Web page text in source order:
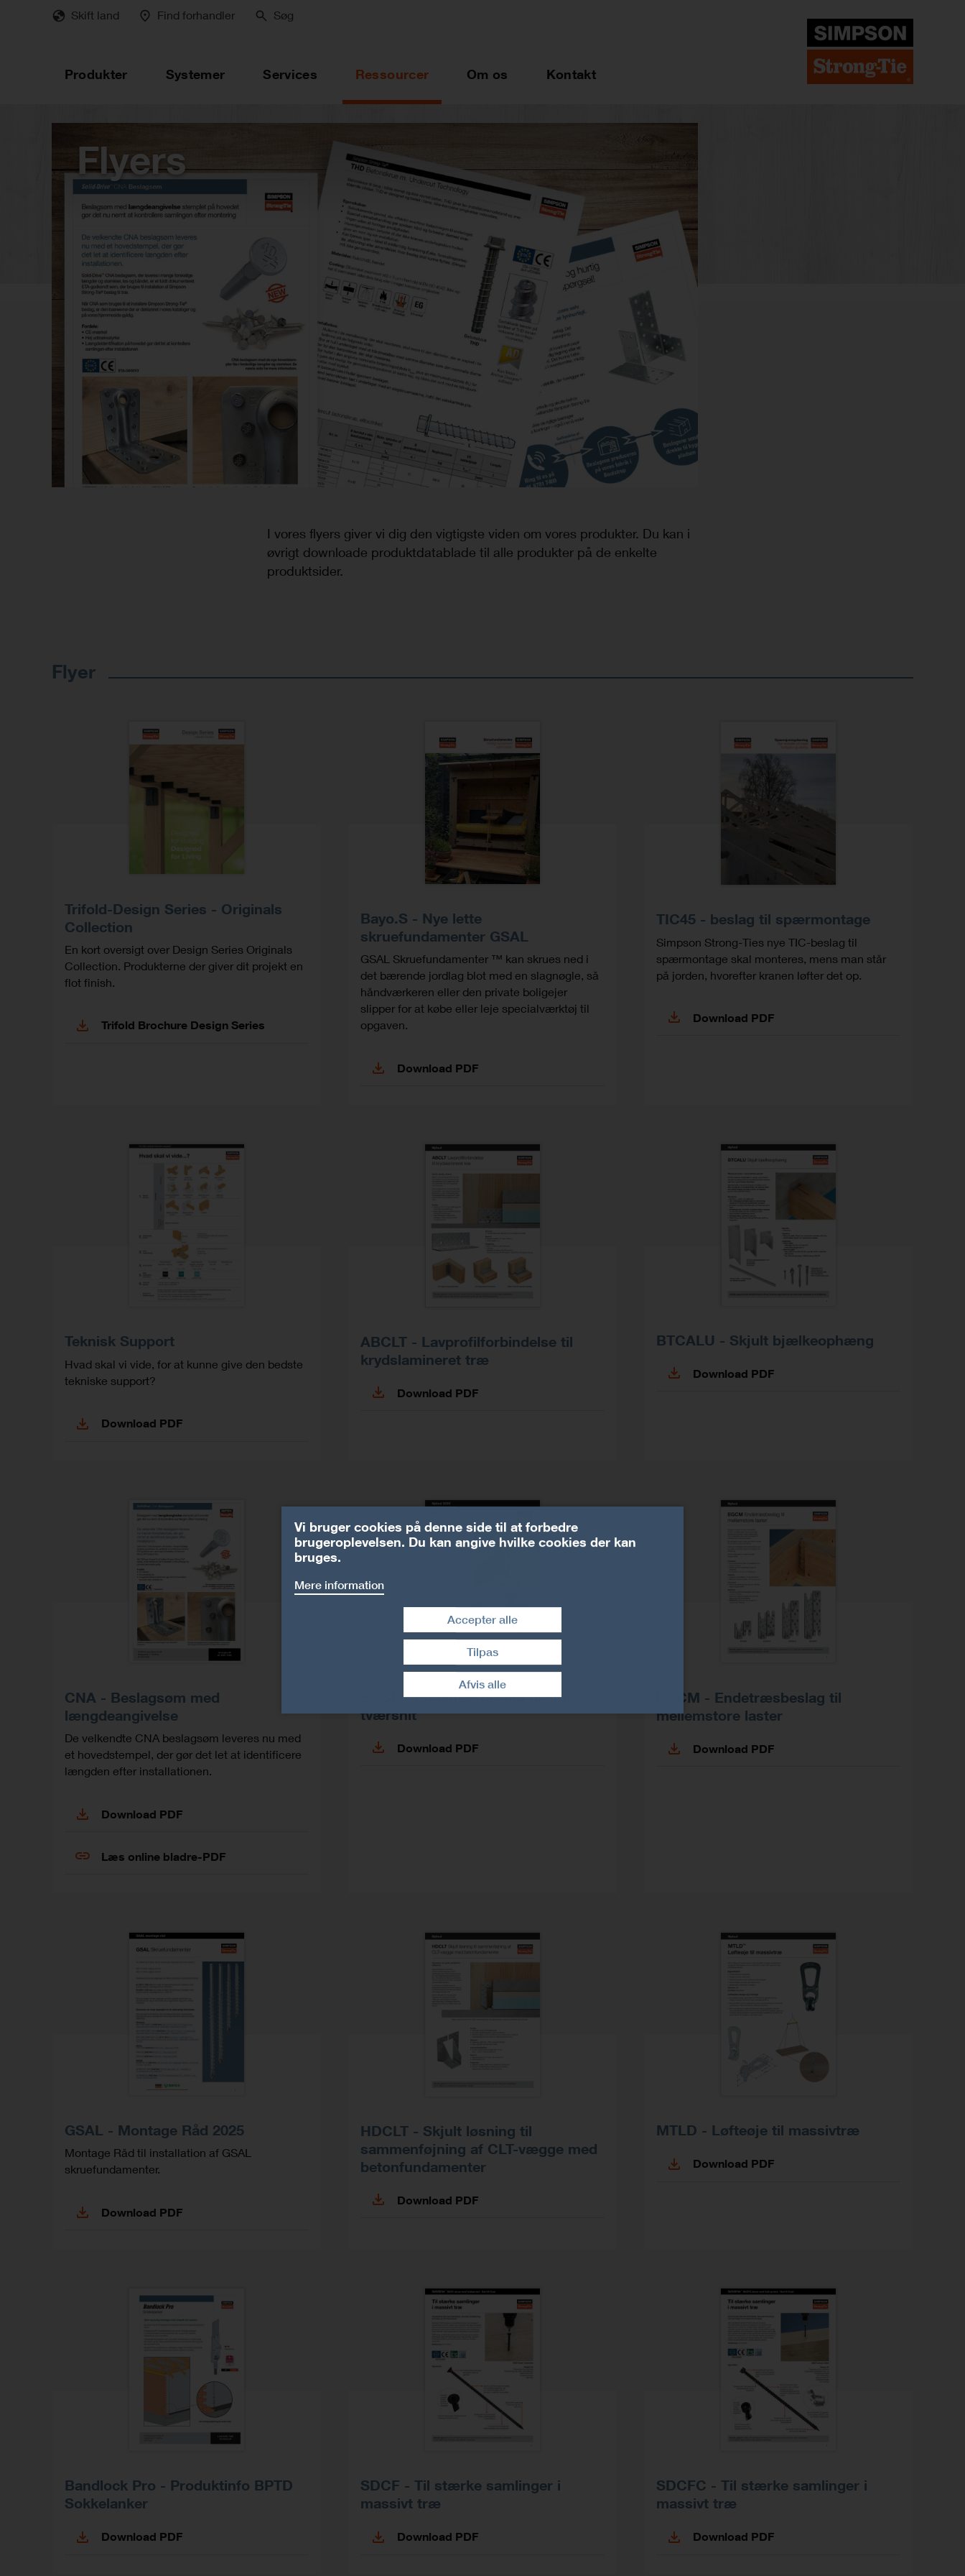
Skift land Find forhandler Søg
Produkter Systemer Services Ressourcer Om os Kontakt
Flyers
I vores flyers giver vi dig den vigtigste viden om vores produkter. Du kan i
øvrigt downloade produktdatablade til alle produkter på de enkelte
produktsider.
Flyer
Trifold-Design Series - Originals
Collection
En kort oversigt over Design Series Originals
Collection. Produkterne der giver dit projekt en
flot finish.
Trifold Brochure Design Series
Bayo.S - Nye lette
skruefundamenter GSAL
GSAL Skruefundamenter ™ kan skrues ned i
det bærende jordlag blot med en slagnøgle, så
håndværkeren eller den private boligejer
slipper for at købe eller leje specialværktøj til
opgaven.
Download PDF
TIC45 - beslag til spærmontage
Simpson Strong-Ties nye TIC-beslag til
spærmontage skal monteres, mens man står
på jorden, hvorefter kranen løfter det op.
Download PDF
Teknisk Support
Hvad skal vi vide, for at kunne give den bedste
tekniske support?
Download PDF
ABCLT - Lavprofilforbindelse til
krydslamineret træ
Download PDF
BTCALU - Skjult bjælkeophæng
Download PDF
CNA - Beslagsøm med
længdeangivelse
De velkendte CNA beslagsøm leveres nu med
et hovedstempel, der gør det let at identificere
længden efter installationen.
Download PDF
Læs online bladre-PDF
EGCL - Endetræsbeslag til små
tværsnit
Download PDF
EGCM - Endetræsbeslag til
mellemstore laster
Download PDF
GSAL - Montage Råd 2025
Montage Råd til installation af GSAL
skruefundamenter.
Download PDF
HDCLT - Skjult løsning til
sammenføjning af CLT-vægge med
betonfundamenter
Download PDF
MTLD - Løfteøje til massivtræ
Download PDF
Bandlock Pro - Produktinfo BPTD
Sokkelanker
Download PDF
SDCF - Til stærke samlinger i
massivt træ
Download PDF
SDCFC - Til stærke samlinger i
massivt træ
Download PDF
Vi bruger cookies på denne side til at forbedre
brugeroplevelsen. Du kan angive hvilke cookies der kan
bruges.
Mere information
Afvis alle
Accepter alle
Træk samtykke tilbage
Tilpas